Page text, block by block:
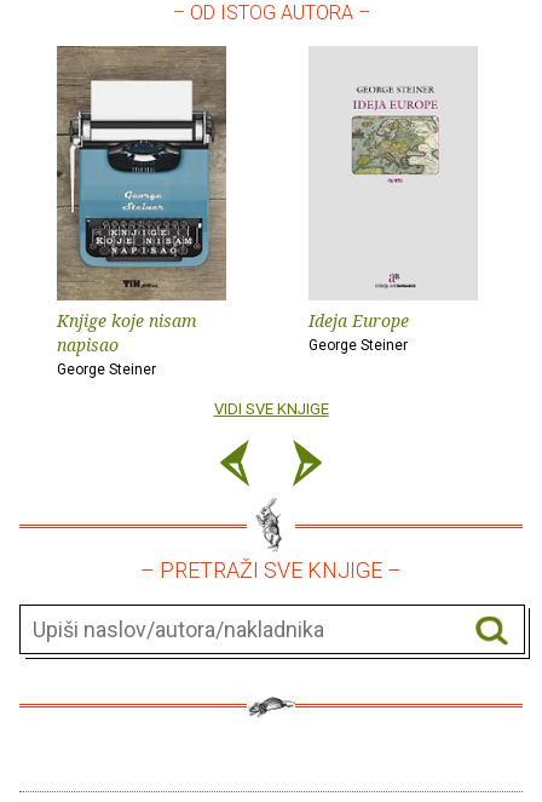
– OD ISTOG AUTORA –
Knjige koje nisam
napisao
George Steiner
Ideja Europe
George Steiner
VIDI SVE KNJIGE
– PRETRAŽI SVE KNJIGE –